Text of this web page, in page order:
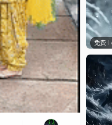
免费